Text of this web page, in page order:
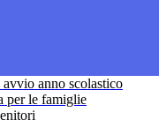
anno scolastico
per le famiglie